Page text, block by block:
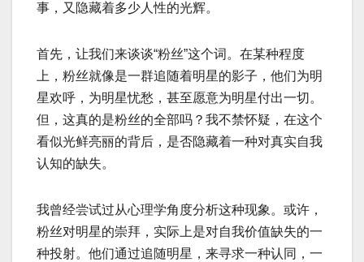
事，又隐藏着多少人性的光辉。
首先，让我们来谈谈“粉丝”这个词。在某种程度
上，粉丝就像是一群追随着明星的影子，他们为明
星欢呼，为明星忧愁，甚至愿意为明星付出一切。
但，这真的是粉丝的全部吗？我不禁怀疑，在这个
看似光鲜亮丽的背后，是否隐藏着一种对真实自我
认知的缺失。
我曾经尝试过从心理学角度分析这种现象。或许，
粉丝对明星的崇拜，实际上是对自我价值缺失的一
种投射。他们通过追随明星，来寻求一种认同，一